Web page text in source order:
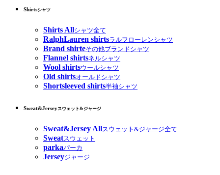
Shirtsシャツ
Shirts Allシャツ全て
RalphLauren shirtsラルフローレンシャツ
Brand shirteその他ブランドシャツ
Flannel shirtsネルシャツ
Wool shirtsウールシャツ
Old shirtsオールドシャツ
Shortsleeved shirts半袖シャツ
Sweat&Jerseyスウェット&ジャージ
Sweat&Jersey Allスウェット&ジャージ全て
Sweatスウェット
parkaパーカ
Jerseyジャージ